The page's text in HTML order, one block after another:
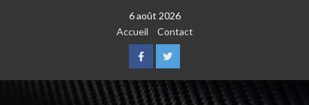
6 août 2026
Accueil
Contact
FacebookTwitter